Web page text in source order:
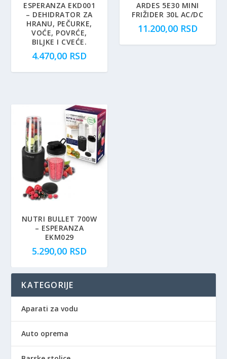
ESPERANZA EKD001
– DEHIDRATOR ZA
HRANU, PEČURKE,
VOĆE, POVRĆE,
BILJKE I CVEĆE.
4.470,00 RSD
ARDES 5E30 MINI
FRIŽIDER 30L AC/DC
11.200,00 RSD
NUTRI BULLET 700W
– ESPERANZA
EKM029
5.290,00 RSD
KATEGORIJE
Aparati za vodu
Auto oprema